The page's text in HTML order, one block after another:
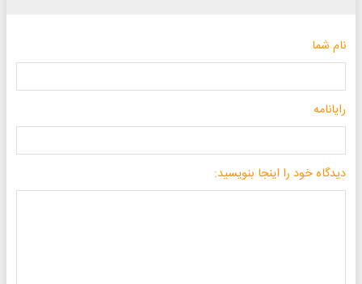
نام شما
رایانامه
دیدگاه خود را اینجا بنویسید: